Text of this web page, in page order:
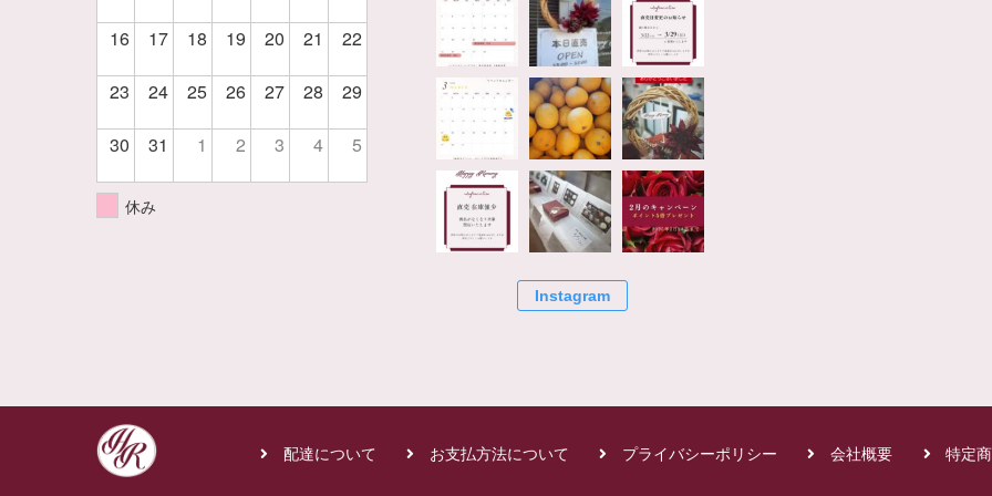
16 17 18 19 20 21 22
23 24 25 26 27 28 29
30 31 1 2 3 4 5
休み
Instagram
配達について お支払方法について プライバシーポリシー 会社概要 特定